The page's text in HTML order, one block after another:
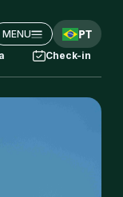
MENU PT
Check-in